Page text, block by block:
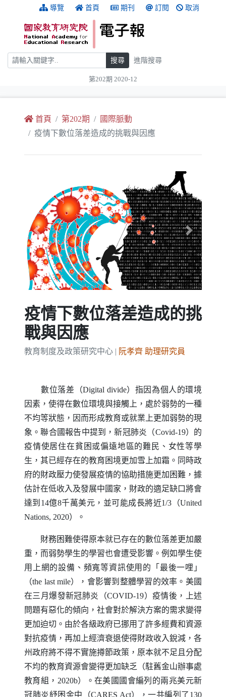
跳到主要內容 導覽 首頁 期刊 訂閱 取消
搜尋 搜尋 進階搜尋
第202期 2020-12
首頁 第202期
國際脈動
疫情下數位落差造成的挑戰與因應
Previous Next
疫情下數位落差造成的挑
戰與因應
教育制度及政策研究中心 | 阮孝齊 助理研究員
數位落差（Digital divide）指因為個人的環境
因素，使得在數位環境與接觸上，處於弱勢的一種
不均等狀態，因而形成教育或就業上更加弱勢的現
象。聯合國報告中提到，新冠肺炎（Covid-19）的
疫情使居住在貧困或偏遠地區的難民、女性等學
生，其已經存在的教育困境更加雪上加霜。同時政
府的財政壓力使發展疫情的協助措施更加困難，據
估計在低收入及發展中國家，財政的適足缺口將會
達到14億8千萬美元，並可能成長將近1/3（United
Nations, 2020）。
財務困難使得原本就已存在的數位落差更加嚴
重，而弱勢學生的學習也會遭受影響。例如學生使
用上網的設備、頻寬等資訊使用的「最後一哩」
（the last mile），會影響到整體學習的效率。美國
在三月爆發新冠肺炎（COVID-19）疫情後，上述
問題有惡化的傾向，社會對於解決方案的需求變得
更加迫切。由於各級政府已挪用了許多經費和資源
對抗疫情，再加上經濟衰退使得財政收入銳減，各
州政府將不得不實施撙節政策，原本就不足且分配
不均的教育資源會變得更加缺乏（駐舊金山辦事處
教育組，2020b）。在美國國會編列的兩兆美元新
冠肺炎紓困金中（CARES Act），一共編列了130